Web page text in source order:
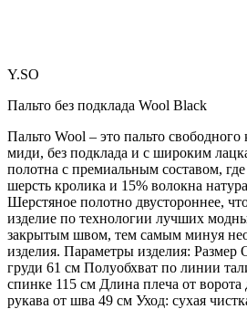
Y.SO
Пальто без подклада Wool Black
Пальто Wool – это пальто
миди, без подклада и с широким
полотна с премиальным составом,
шерсть кролика и 15% волокна
Шерстяное полотно двустороннее,
изделие по технологии лучших
закрытым швом, тем самым минуя
изделия. Параметры изделия: Размер
груди 61 см Полуобхват по линии
спинке 115 см Длина плеча от
рукава от шва 49 см Уход: сухая